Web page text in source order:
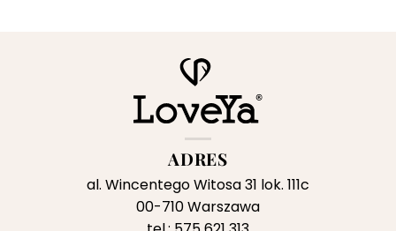
ADRES
al. Wincentego Witosa 31 lok. 111c
00-710 Warszawa